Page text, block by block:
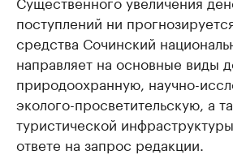
поступлений ни
средства Сочинский
направляет на основные виды
природоохранную, научно-
эколого-просветительскую, а
туристической
ответе на запрос редакции.